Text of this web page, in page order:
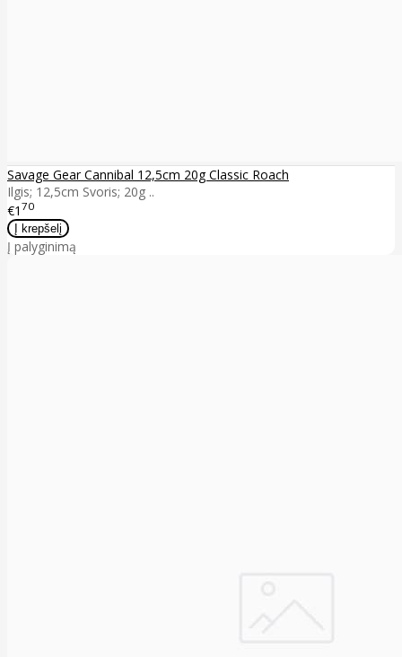
Savage Gear Cannibal 12,5cm 20g Classic Roach
Ilgis; 12,5cm Svoris; 20g ..
€1 70
Į palyginimą